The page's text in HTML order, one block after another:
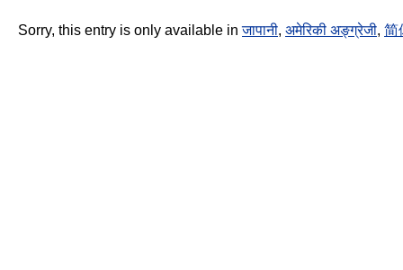
Sorry, this entry is only available inजापानी, अमेरिकी अङ्ग्रेजी, 简